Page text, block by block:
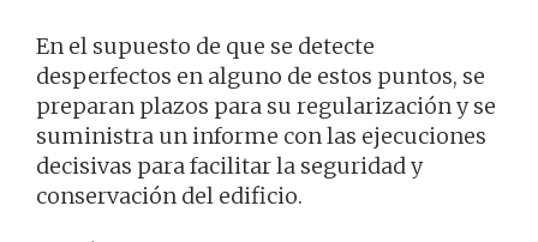
En el supuesto de que se detecte
desperfectos en alguno de estos puntos, se
preparan plazos para su regularización y se
suministra un informe con las ejecuciones
decisivas para facilitar la seguridad y
conservación del edificio.